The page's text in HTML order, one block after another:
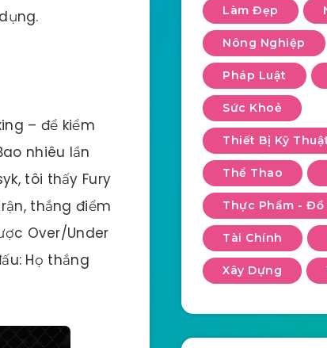
– để kiểm
nhiêu lần
tôi thấy Fury
thắng điểm
Over/Under
Họ thắng
Làm Đẹp
Nông Nghiệp
Pháp Luật
Sức Khoẻ
Thiết Bị Kỹ
Thể Thao
Thực Phẩm - Đồ
Tài Chính
Xây Dựng